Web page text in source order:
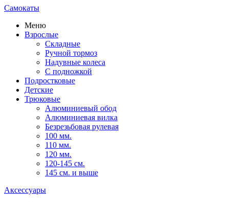
Самокаты
Меню
Взрослые
Складные
Ручной тормоз
Надувные колеса
С подножкой
Подростковые
Детские
Трюковые
Алюминиевый обод
Алюминиевая вилка
Безрезьбовая рулевая
100 мм.
110 мм.
120 мм.
120-145 см.
145 см. и выше
Аксессуары